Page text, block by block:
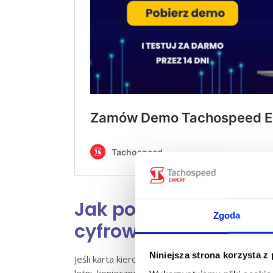
Zgoda
Niniejsza strona korzysta z
Jak poprawnie
cyfrowym?
Jeśli karta kierowcy nie znajduje się w